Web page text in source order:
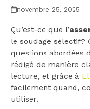
novembre 25, 2025
Qu’est-ce que l’
le soudage sélectif?
questions abordées
rédigé de manière
lecture, et grâce à
facilement quand,
utiliser.